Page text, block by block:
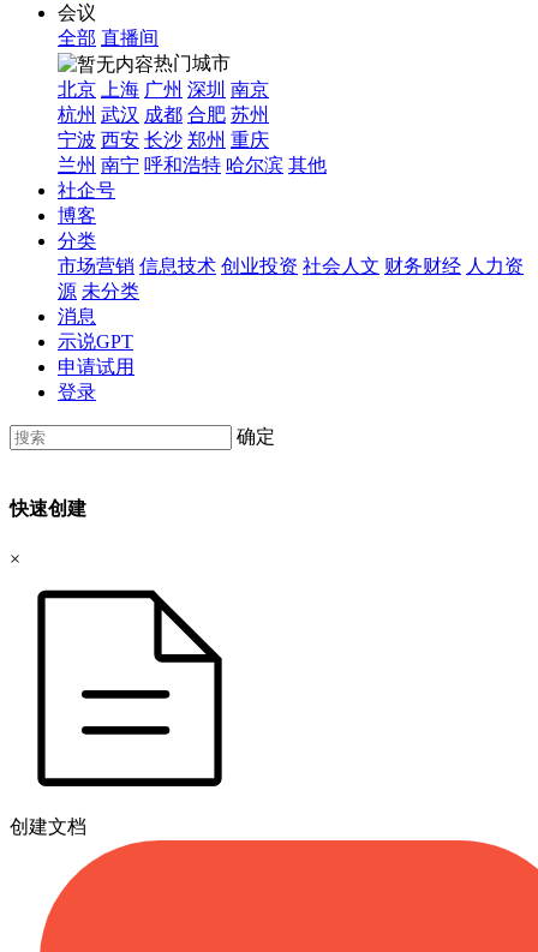
会议
全部 直播间
热门城市
北京
上海 广州 深圳 南京
杭州 武汉 成都 合肥 苏州
宁波 西安 长沙 郑州 重庆
兰州 南宁 呼和浩特 哈尔滨 其他
社企号
博客
分类
市场营销 信息技术 创业投资 社会人文 财务财经 人力资
源 未分类
消息
示说GPT
申请试用
登录
确定
快速创建
×
创建文档